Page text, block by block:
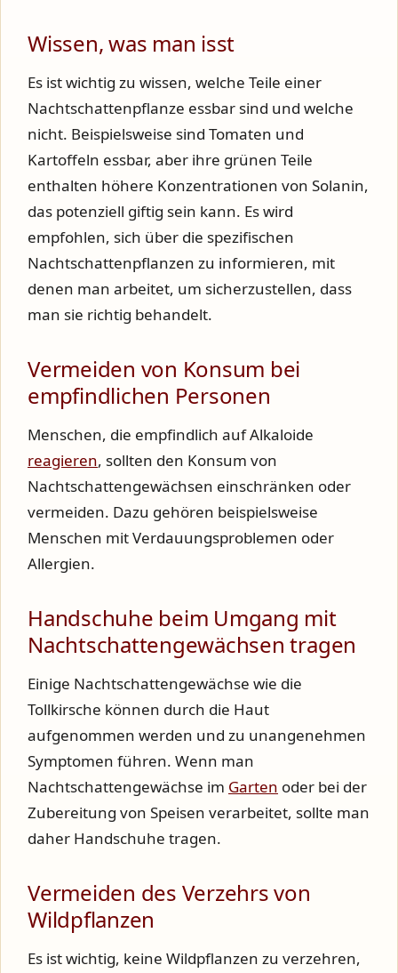
Wissen, was man isst
Es ist wichtig zu wissen, welche Teile einer
Nachtschattenpflanze essbar sind und welche
nicht. Beispielsweise sind Tomaten und
Kartoffeln essbar, aber ihre grünen Teile
enthalten höhere Konzentrationen von Solanin,
das potenziell giftig sein kann. Es wird
empfohlen, sich über die spezifischen
Nachtschattenpflanzen zu informieren, mit
denen man arbeitet, um sicherzustellen, dass
man sie richtig behandelt.
Vermeiden von Konsum bei
empfindlichen Personen
Menschen, die empfindlich auf Alkaloide
reagieren, sollten den Konsum von
Nachtschattengewächsen einschränken oder
vermeiden. Dazu gehören beispielsweise
Menschen mit Verdauungsproblemen oder
Allergien.
Handschuhe beim Umgang mit
Nachtschattengewächsen tragen
Einige Nachtschattengewächse wie die
Tollkirsche können durch die Haut
aufgenommen werden und zu unangenehmen
Symptomen führen. Wenn man
Nachtschattengewächse im Garten oder bei der
Zubereitung von Speisen verarbeitet, sollte man
daher Handschuhe tragen.
Vermeiden des Verzehrs von
Wildpflanzen
Es ist wichtig, keine Wildpflanzen zu verzehren,